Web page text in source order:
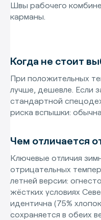
Швы рабочего
карманы.
Когда не стоит
При положительных
лучше, дешевле. Если
стандартной
риска вспышки:
Чем отличается
Ключевые отличия
отрицательных
летней версии:
жёстких условиях
идентична (75%
сохраняется в обеих